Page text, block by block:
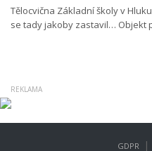
Tělocvična Základní školy v
se tady jakoby zastavil… Objekt
GDPR |